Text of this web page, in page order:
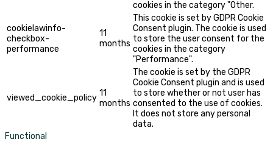
cookies in the category "Other.
cookielawinfo-
checkbox-
performance
11
months
This cookie is set by GDPR Cookie
Consent plugin. The cookie is used
to store the user consent for the
cookies in the category
"Performance".
viewed_cookie_policy 11
months
The cookie is set by the GDPR
Cookie Consent plugin and is used
to store whether or not user has
consented to the use of cookies.
It does not store any personal
data.
Functional